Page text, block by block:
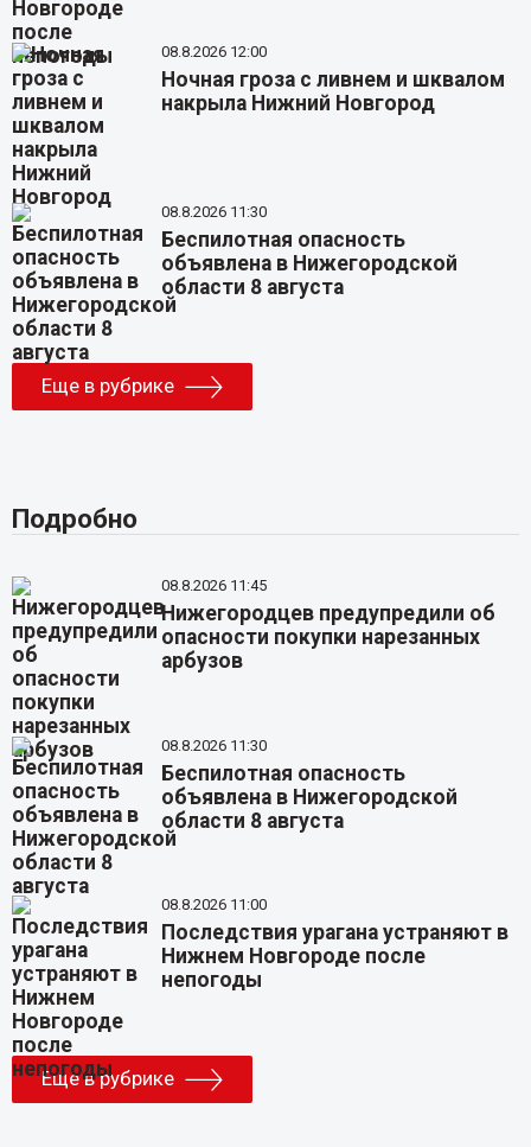
08.8.2026 12:00
Ночная гроза с ливнем и шквалом
накрыла Нижний Новгород
08.8.2026 11:30
Беспилотная опасность
объявлена в Нижегородской
области 8 августа
Еще в рубрике
Подробно
08.8.2026 11:45
Нижегородцев предупредили об
опасности покупки нарезанных
арбузов
08.8.2026 11:30
Беспилотная опасность
объявлена в Нижегородской
области 8 августа
08.8.2026 11:00
Последствия урагана устраняют в
Нижнем Новгороде после
непогоды
Еще в рубрике